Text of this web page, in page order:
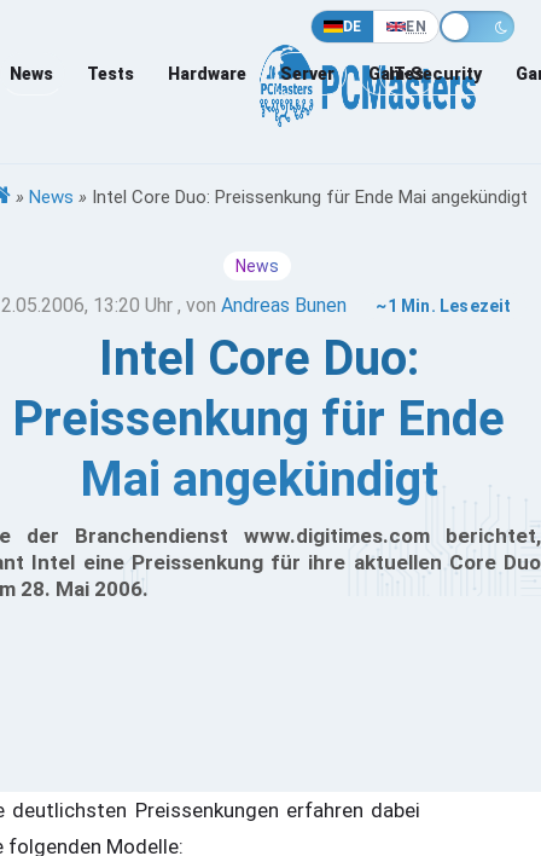
DE EN
News Tests Hardware Server Games
IT-Security
» News » Intel Core Duo: Preissenkung für Ende Mai angekündigt
News
13:20 Uhr , vonAndreas Bunen ~1 Min. Lesezeit
Intel Core Duo:
Preissenkung für Ende
Mai angekündigt
der Branchendienst www.digitimes.com berichtet,
Intel eine Preissenkung für ihre aktuellen Core Duo
28. Mai 2006.
deutlichsten Preissenkungen erfahren dabei
folgenden Modelle: